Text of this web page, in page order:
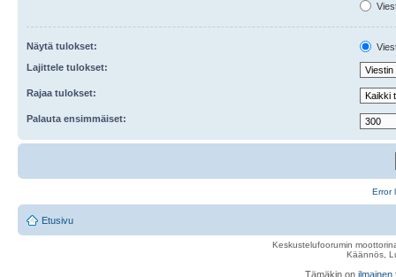
Näytä tulokset:
Lajittele tulokset:
Rajaa tulokset:
Palauta ensimmäiset:
Error
Etusivu
Keskustelufoorumin
Käännös,
Tämäkin on ilmainen